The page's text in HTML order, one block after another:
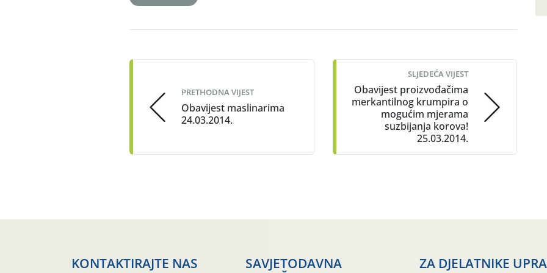
navigation
PRETHODNA VIJEST
Obavijest maslinarima
24.03.2014.
SLJEDEĆA VIJEST
Obavijest proizvođačima
merkantilnog krumpira o
mogućim mjerama
suzbijanja korova!
25.03.2014.
KONTAKTIRAJTE NAS
SAVJETODAVNA
ZA DJELATNIKE